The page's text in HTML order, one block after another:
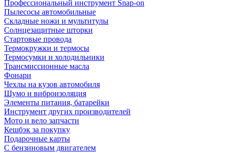
Профессиональный инструмент Snap-on
Пылесосы автомобильные
Складные ножи и мультитулы
Солнцезащитные шторки
Стартовые провода
Термокружки и термосы
Термосумки и холодильники
Трансмиссионные масла
Фонари
Чехлы на кузов автомобиля
Шумо и виброизоляция
Элементы питания, батарейки
Инструмент других производителей
Мото и вело запчасти
Кешбэк за покупку
Подарочные карты
С бензиновым двигателем